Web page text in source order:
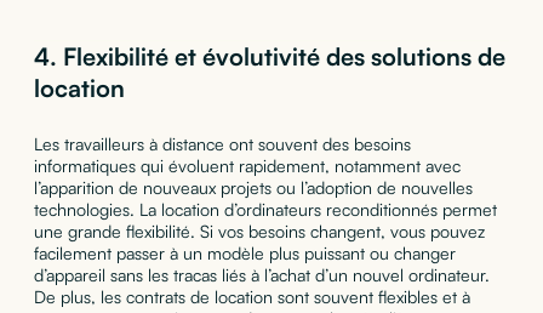
4. Flexibilité et évolutivité des solutions de
location
Les travailleurs à distance ont souvent des besoins
informatiques qui évoluent rapidement, notamment avec
l’apparition de nouveaux projets ou l’adoption de nouvelles
technologies. La location d’ordinateurs reconditionnés permet
une grande flexibilité. Si vos besoins changent, vous pouvez
facilement passer à un modèle plus puissant ou changer
d’appareil sans les tracas liés à l’achat d’un nouvel ordinateur.
De plus, les contrats de location sont souvent flexibles et à